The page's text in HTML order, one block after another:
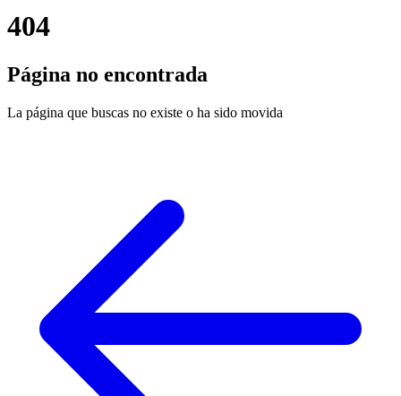
404
Página no encontrada
La página que buscas no existe o ha sido movida